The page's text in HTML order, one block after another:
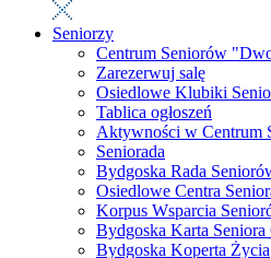
Seniorzy
Centrum Seniorów
Zarezerwuj salę
Osiedlowe Klubiki
Tablica ogłoszeń
Aktywności w Centrum
Seniorada
Bydgoska Rada
Osiedlowe Centra
Korpus Wsparcia
Bydgoska Karta Seniora
Bydgoska Koperta Życia